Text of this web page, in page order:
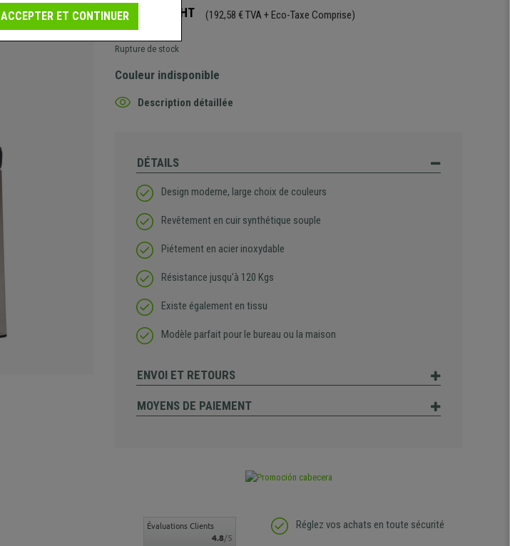
159,90 € HT (192,58 € TVA + Eco-Taxe Comprise)
Rupture de stock
Couleur indisponible
Description détaillée
DÉTAILS
Design moderne, large choix de couleurs
Revêtement en cuir synthétique souple
Piétement en acier inoxydable
Résistance jusqu'à 120 Kgs
Existe également en tissu
Modèle parfait pour le bureau ou la maison
ENVOI ET RETOURS
MOYENS DE PAIEMENT
Évaluations Clients
4.8/5
Réglez vos achats en toute sécurité
ACCEPTER ET CONTINUER